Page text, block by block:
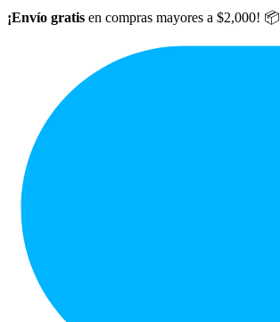
Ir al contenido principal
¡Envío gratis en compras mayores a $2,000! 📦